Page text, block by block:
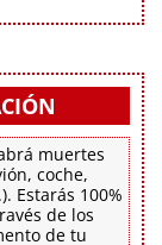
muertes
coche,
Estarás 100%
de los
de tu